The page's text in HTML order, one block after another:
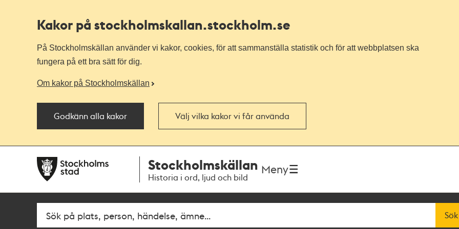
Kakor på stockholmskallan.stockholm.se
På Stockholmskällan använder vi kakor, cookies, för att sammanställa statistik och för att webbplatsen ska
fungera på ett bra sätt för dig.
Om kakor på Stockholmskällan
Godkänn alla kakor Välj vilka kakor vi får använda
navigationen
huvudinnehållet
Stockholmskällan
Historia i ord, ljud och bild
Meny
Fritextsök Sök